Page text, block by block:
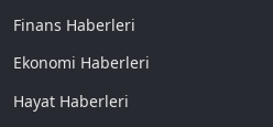
Finans Haberleri
Ekonomi Haberleri
Hayat Haberleri